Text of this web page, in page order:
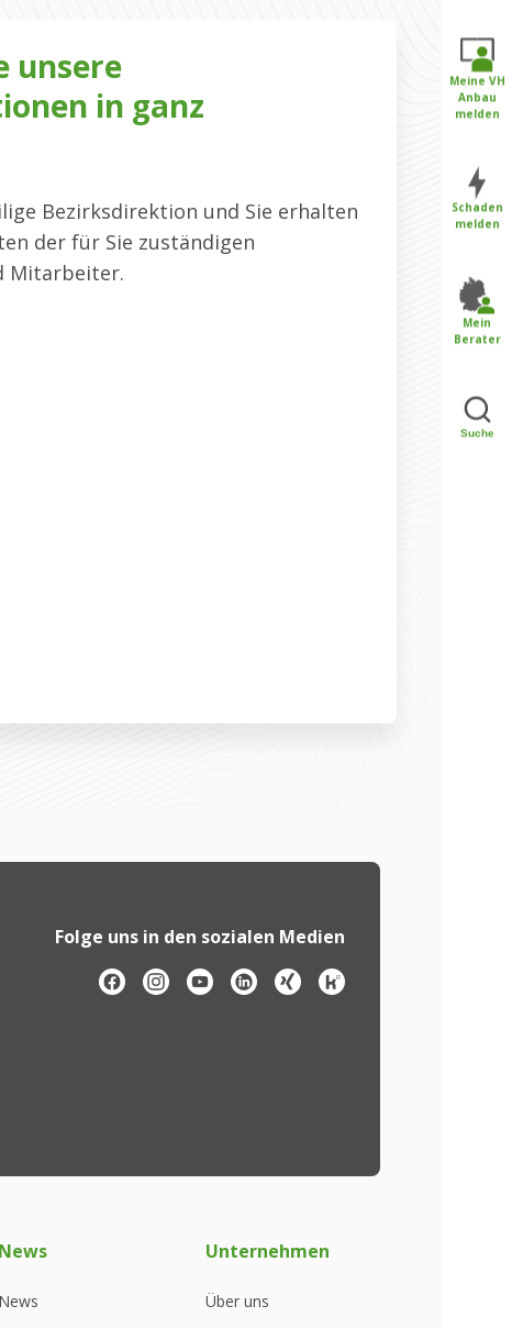
unsere
in ganz
Bezirksdirektion und Sie erhalten
der für Sie zuständigen
Mitarbeiter.
Folge uns in den sozialen Medien
News
News
Unternehmen
Über uns
Meine VH
Anbau
melden
Schaden
melden
Mein
Berater
Suche